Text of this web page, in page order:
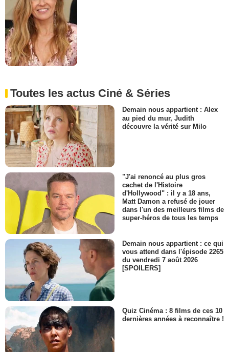
Toutes les actus Ciné & Séries
Demain nous appartient : Alex
au pied du mur, Judith
découvre la vérité sur Milo
"J'ai renoncé au plus gros
cachet de l'Histoire
d'Hollywood" : il y a 18 ans,
Matt Damon a refusé de jouer
dans l'un des meilleurs films de
super-héros de tous les temps
Demain nous appartient : ce qui
vous attend dans l'épisode 2265
du vendredi 7 août 2026
[SPOILERS]
Quiz Cinéma : 8 films de ces 10
dernières années à reconnaître !